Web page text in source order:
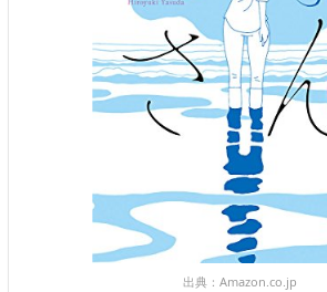
出典： Amazon.co.jp